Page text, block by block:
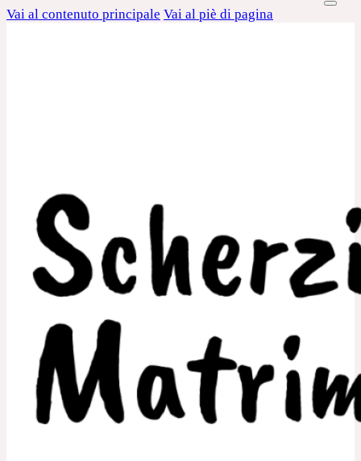
Vai al contenuto principale Vai al piè di pagina